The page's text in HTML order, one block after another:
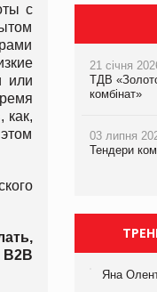
с
или
как,
B2B
21 січня
ТДВ
комбінат»
03 липня
Тендери
Яна